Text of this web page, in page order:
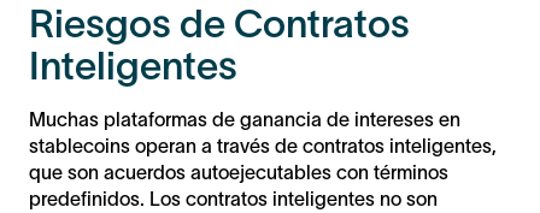
Riesgos de Contratos
Inteligentes
Muchas plataformas de ganancia de intereses en
stablecoins operan a través de contratos inteligentes,
que son acuerdos autoejecutables con términos
predefinidos. Los contratos inteligentes no son